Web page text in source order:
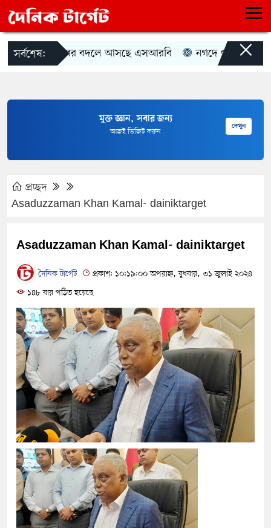
সর্বশেষ:র‍্যাবের বদলে আসছে এসআরবি নগদে ৭ পদে চাকরির
×
মুক্ত জ্ঞান, সবার জন্য
আজই ভিজিট করুন
দেখুন
প্রচ্ছদ
Asaduzzaman Khan Kamal- dainiktarget
Asaduzzaman Khan Kamal- dainiktarget
দৈনিক টার্গেট
প্রকাশ: ১০:১৯:০০ অপরাহ্ন, বুধবার, ৩১ জুলাই ২০২৪
১৪৮ বার পঠিত হয়েছে